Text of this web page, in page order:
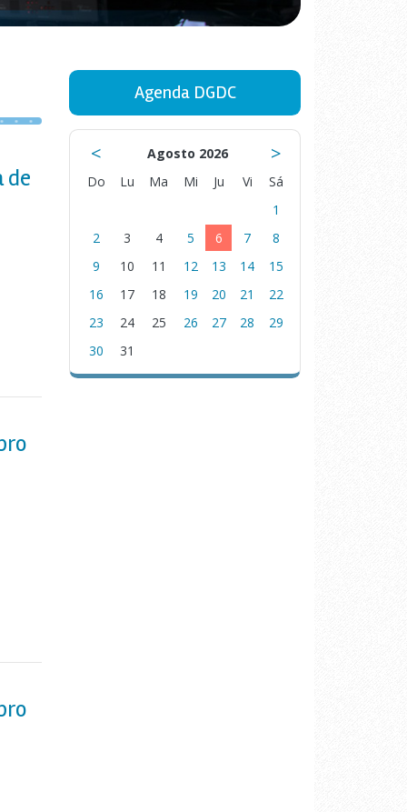
de
Agenda DGDC
< Agosto 2026 >
Do Lu Ma Mi Ju Vi
Sá
1
2
3 4 5 6 7
8
9
10 11 12 13 14
15
16
17 18 19 20 21
22
23
24 25 26 27 28
29
30
31